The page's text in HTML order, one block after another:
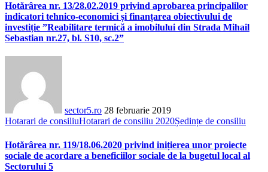
Hotărârea nr. 13/28.02.2019 privind aprobarea principalilor
indicatori tehnico-economici și finanțarea obiectivului de
investiție ”Reabilitare termică a imobilului din Strada Mihail
Sebastian nr.27, bl. S10, sc.2”
sector5.ro 28 februarie 2019
Hotarari de consiliuHotarari de consiliu 2020Ședințe de consiliu
Hotărârea nr. 119/18.06.2020 privind inițierea unor proiecte
sociale de acordare a beneficiilor sociale de la bugetul local al
Sectorului 5